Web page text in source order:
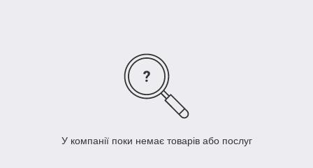
У компанії поки немає товарів або послуг